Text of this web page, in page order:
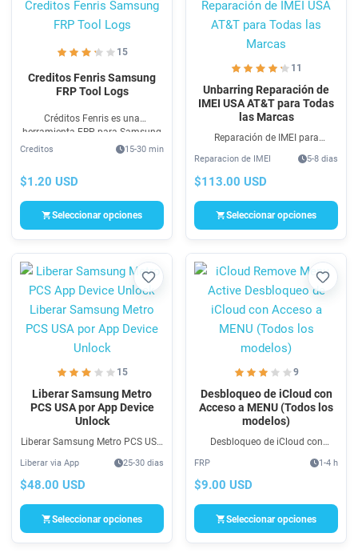
15
Creditos Fenris Samsung
FRP Tool Logs
Créditos Fenris es una
herramienta FRP para Samsung
con funciones únicas y actuales
técnicos de celulares.
Creditos 15-30 min
$1.20 USD
Seleccionar opciones
11
Unbarring Reparación de
IMEI USA AT&T para Todas
las Marcas
Reparación de IMEI para
todas las marcas & modelos
soportados. Repara la señal de
Reparacion de IMEI 5-8 dias
$113.00 USD
Seleccionar opciones
Favorito
15
Liberar Samsung Metro
PCS USA por App Device
Unlock
Liberar Samsung Metro PCS USA
servicio para Cambio de
compañía con el fin de
Liberar via App 25-30 dias
$48.00 USD
Seleccionar opciones
9
Desbloqueo de iCloud con
Acceso a MENU (Todos los
modelos)
Desbloqueo de iCloud con
precio, elimina de forma
permanente cuenta de icloud
FRP 1-4 h
$9.00 USD
Seleccionar opciones